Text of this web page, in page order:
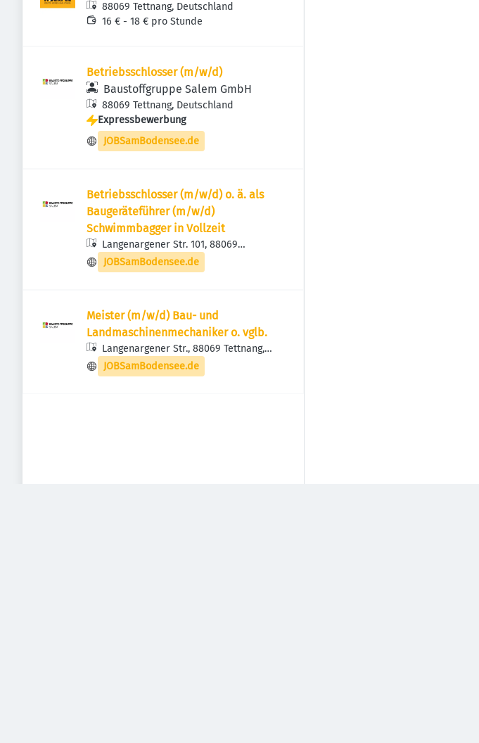
88069 Tettnang, Deutschland
16 € - 18 € pro Stunde
Betriebsschlosser (m/w/d)
Baustoffgruppe Salem GmbH
88069 Tettnang, Deutschland
Expressbewerbung
JOBSamBodensee.de
Betriebsschlosser (m/w/d) o. ä. als
Baugeräteführer (m/w/d)
Schwimmbagger in Vollzeit
Langenargener Str. 101, 88069
Tettnang, Deutschland
JOBSamBodensee.de
Meister (m/w/d) Bau- und
Landmaschinenmechaniker o. vglb.
Langenargener Str., 88069 Tettnang,
Deutschland
JOBSamBodensee.de